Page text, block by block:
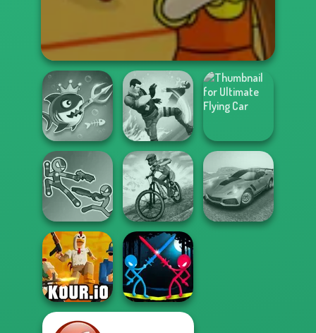
Fish Stab Getting
Big
Gang Brawlers
Ultimate Flying
Car
Stick Duel: Battle
Hero
MX Offroad
Master